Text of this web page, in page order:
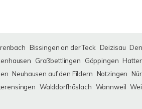
Bissingen an der Teck Deizisau
Großbettlingen Göppingen
Neuhausen auf den Fildern Notzingen
Walddorfhäslach Wannweil